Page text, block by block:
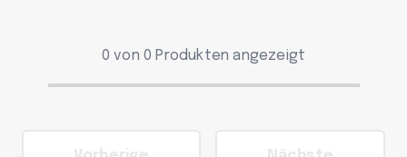
0 von 0 Produkten angezeigt